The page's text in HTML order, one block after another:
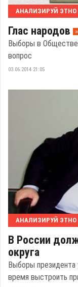
АНАЛИЗИРУЙ ЭТНО
Глас народов
Выборы в
вопрос
03.06.2014 21:05
АНАЛИЗИРУЙ ЭТНО
В России
округа
Выборы
время выстроить